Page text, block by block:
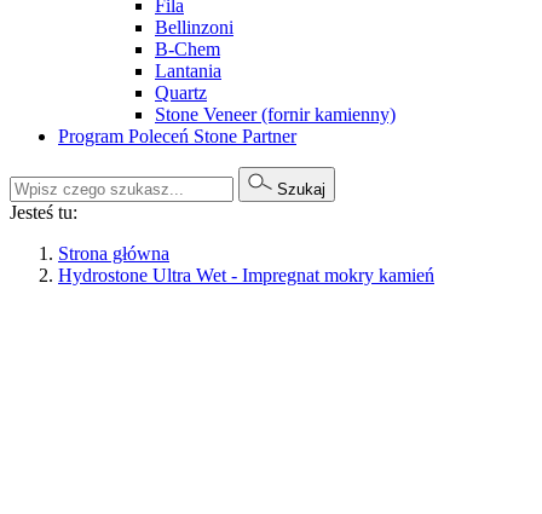
Fila
Bellinzoni
B-Chem
Lantania
Quartz
Stone Veneer (fornir kamienny)
Program Poleceń Stone Partner
Szukaj
Jesteś tu:
Strona główna
Hydrostone Ultra Wet - Impregnat mokry kamień